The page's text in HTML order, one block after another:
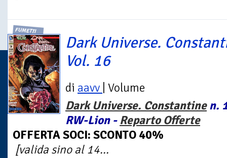
FUMETTI
Dark Universe.
Vol. 16
di aavv | Volume
Dark Universe. Constantinen.
RW-Lion - Reparto Offerte
OFFERTA SOCI: SCONTO 40%
[valida sino al 14...